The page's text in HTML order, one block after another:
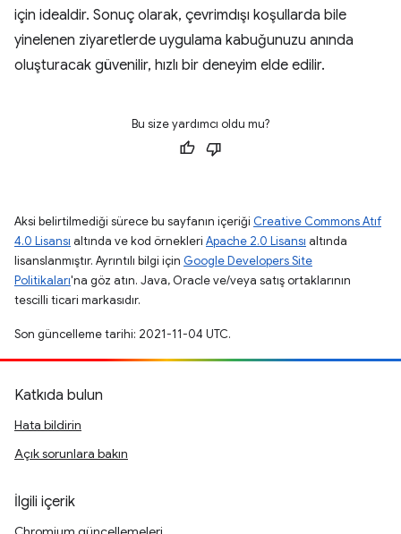
için idealdir. Sonuç olarak, çevrimdışı koşullarda bile
yinelenen ziyaretlerde uygulama kabuğunuzu anında
oluşturacak güvenilir, hızlı bir deneyim elde edilir.
Bu size yardımcı oldu mu?
Aksi belirtilmediği sürece bu sayfanın içeriği Creative Commons Atıf
4.0 Lisansı altında ve kod örnekleri Apache 2.0 Lisansı altında
lisanslanmıştır. Ayrıntılı bilgi için Google Developers Site
Politikaları'na göz atın. Java, Oracle ve/veya satış ortaklarının
tescilli ticari markasıdır.
Son güncelleme tarihi: 2021-11-04 UTC.
Katkıda bulun
Hata bildirin
Açık sorunlara bakın
İlgili içerik